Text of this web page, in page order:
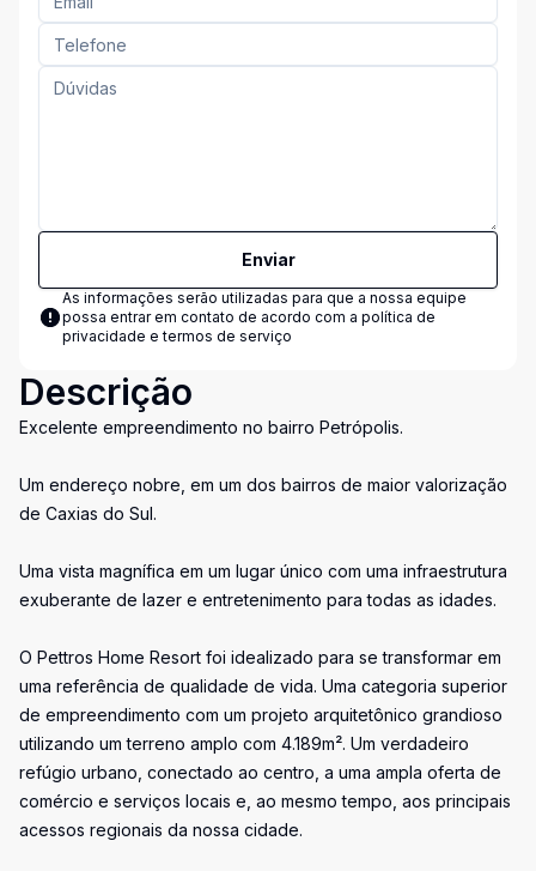
Enviar
As informações serão utilizadas para que a nossa equipe
possa entrar em contato de acordo com a política de
privacidade e termos de serviço
Descrição
Excelente empreendimento no bairro Petrópolis.
Um endereço nobre, em um dos bairros de maior valorização
de Caxias do Sul.
Uma vista magnífica em um lugar único com uma infraestrutura
exuberante de lazer e entretenimento para todas as idades.
O Pettros Home Resort foi idealizado para se transformar em
uma referência de qualidade de vida. Uma categoria superior
de empreendimento com um projeto arquitetônico grandioso
utilizando um terreno amplo com 4.189m². Um verdadeiro
refúgio urbano, conectado ao centro, a uma ampla oferta de
comércio e serviços locais e, ao mesmo tempo, aos principais
acessos regionais da nossa cidade.